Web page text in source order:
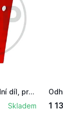
Odhrnovačka přední díl, pravé provedení, včetn...
Skladem 1